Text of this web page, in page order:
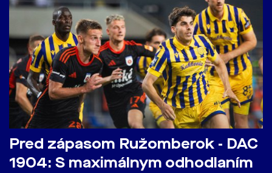
Pred zápasom Ružomberok - DAC
1904: S maximálnym odhodlaním